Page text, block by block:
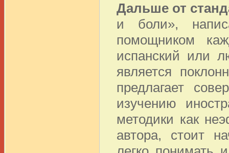
Дальше от
и боли»,
помощником
испанский или
является
предлагает
изучению
методики как
автора, стоит